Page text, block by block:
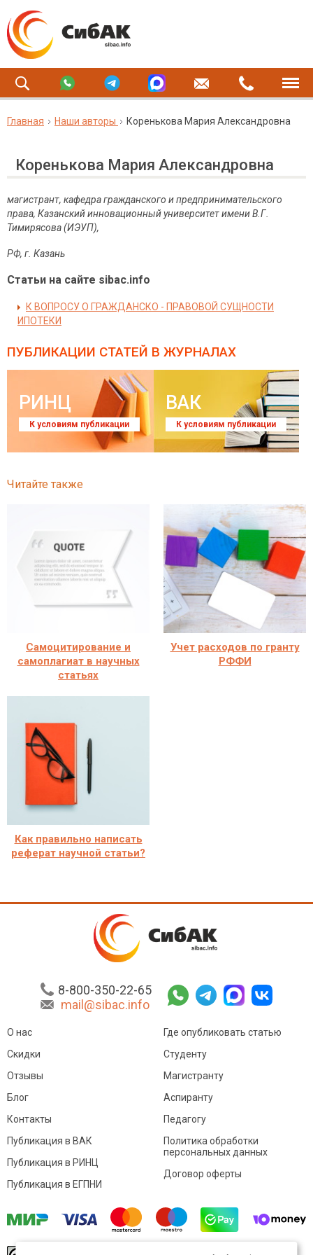
Главная Наши авторы Коренькова Мария Александровна
Коренькова Мария Александровна
магистрант, кафедра гражданского и предпринимательского
права, Казанский инновационный университет имени В.Г.
Тимирясова (ИЭУП),
РФ, г. Казань
Статьи на сайте sibac.info
К ВОПРОСУ О ГРАЖДАНСКО - ПРАВОВОЙ СУЩНОСТИ
ИПОТЕКИ
ПУБЛИКАЦИИ СТАТЕЙ В ЖУРНАЛАХ
РИНЦ
К условиям публикации
ВАК
К условиям публикации
Читайте также
Самоцитирование и
самоплагиат в научных
статьях
Учет расходов по гранту
РФФИ
Как правильно написать
реферат научной статьи?
8-800-350-22-65
mail@sibac.info
О нас
Скидки
Отзывы
Блог
Контакты
Где опубликовать статью
Студенту
Магистранту
Аспиранту
Педагогу
Публикация в ВАК
Публикация в РИНЦ
Публикация в ЕГПНИ
Политика обработки
персональных данных
Договор оферты